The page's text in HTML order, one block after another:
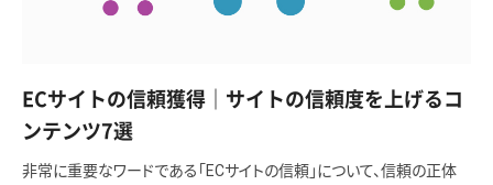
ECサイトの信頼獲得｜サイトの信頼度を上げるコ
ンテンツ7選
非常に重要なワードである「ECサイトの信頼」について、信頼の正体